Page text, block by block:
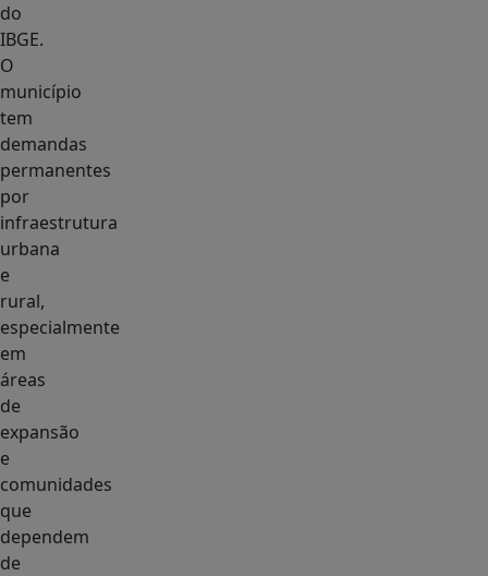
do
IBGE.
O
município
tem
demandas
permanentes
por
infraestrutura
urbana
e
rural,
especialmente
em
áreas
de
expansão
e
comunidades
que
dependem
de